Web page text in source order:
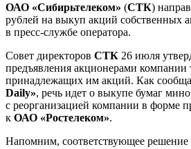
ОАО «Сибирьтелеком» (СТК)
рублей на выкуп акций собственных
в пресс-службе оператора.
Совет директоров СТК 26 июля
предъявления акционерами компании
принадлежащих им акций. Как
Daily», речь идет о выкупе бумаг
с реорганизацией компании в форме
к ОАО «Ростелеком».
Напомним, соответствующее решение